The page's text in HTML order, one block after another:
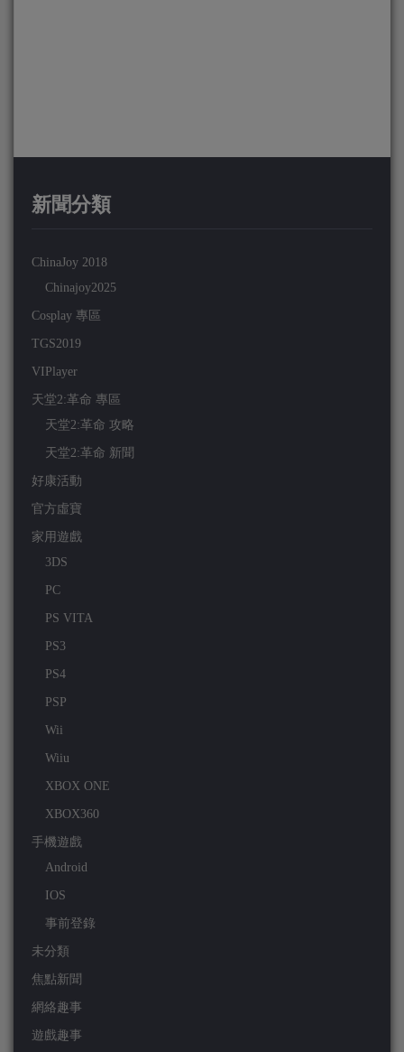
新聞分類
ChinaJoy 2018
Chinajoy2025
Cosplay 專區
TGS2019
VIPlayer
天堂2:革命 專區
天堂2:革命 攻略
天堂2:革命 新聞
好康活動
官方虛寶
家用遊戲
3DS
PC
PS VITA
PS3
PS4
PSP
Wii
Wiiu
XBOX ONE
XBOX360
手機遊戲
Android
IOS
事前登錄
未分類
焦點新聞
網絡趣事
遊戲趣事